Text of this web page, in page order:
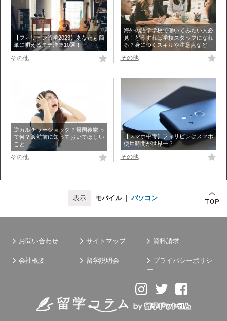
【フィリピン留学2023】あなたも簡
単に唄えるモテ洋楽10選！
その他
海外の語学学校で働いてみたい人必
見！どうすれば学校スタッフになれ
る？身につくスキルや注意点など
その他
逆カルチャーショック？帰国後鬱っ
て何？渡航前に知っておいてほしい
こと
その他
【スマホ中毒】フィリピンはスマホ
使用時間が世界一？
その他
モバイル パソコン
お問い合わせ サイトマップ 資料請求
会社概要 留学説明会
プライバシーポリシ
ー